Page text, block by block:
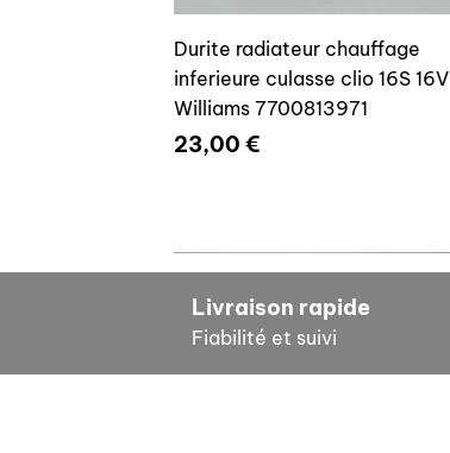
Durite radiateur chauffage
inferieure culasse clio 16S 16V
Williams 7700813971
Prix
23,00 €
7700804635
Livraison rapide
Fiabilité et suivi